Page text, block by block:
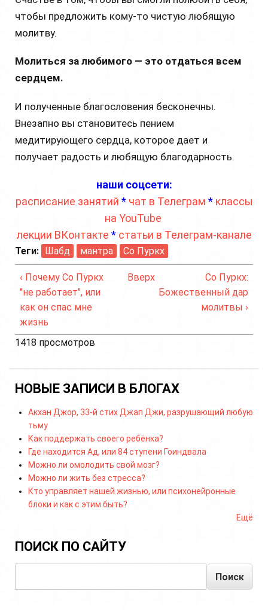
чтобы предложить кому-то чистую любящую
молитву.
Молиться за любимого — это отдаться всем
сердцем.
И полученные благословения бесконечны.
Внезапно вы становитесь пением
медитирующего сердца, которое дает и
получает радость и любящую благодарность.
наши соцсети:
расписание занятий * чат в Телеграм * классы
на YouTube
лекции ВКонтакте * статьи в Телеграм-канале
Теги: Шабд мантра Со Пуркх
‹ Почему Со Пуркх
"не работает", или
как он спас мне
жизнь
Вверх
Со Пуркх:
Божественный дар
молитвы ›
1418 просмотров
НОВЫЕ ЗАПИСИ В БЛОГАХ
Акхан Джор, 33-й стих Джап Джи, разрушающий любую
тьму
Как поддержать своего ребёнка?
Где находится Ад, или 84 ступени Гоиндвала
Можно ли омолодить свой мозг?
Можно ли жить без стресса?
Кто управляет нашей жизнью, или психонейронные
блоки и как с этим быть?
Ещё
ПОИСК ПО САЙТУ